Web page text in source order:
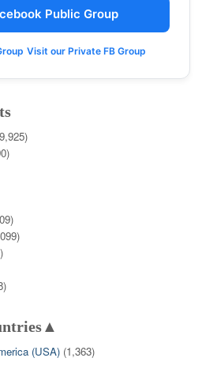
Public Group
Visit our Private FB Group
(USA) (1,363)